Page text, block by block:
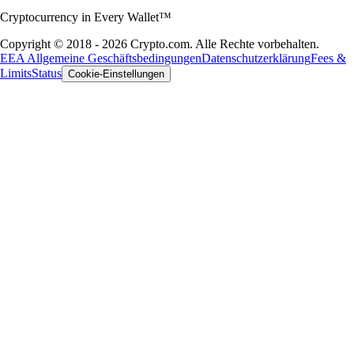
Cryptocurrency in Every Wallet™
Copyright © 2018 - 2026 Crypto.com. Alle Rechte vorbehalten.
EEA Allgemeine GeschäftsbedingungenDatenschutzerklärungFees &
LimitsStatus Cookie-Einstellungen